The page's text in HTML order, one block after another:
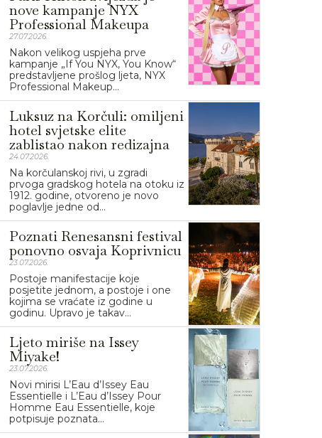
nove kampanje NYX
Professional Makeupa
27.07.2026.
Nakon velikog uspjeha prve
kampanje „If You NYX, You Know“
predstavljene prošlog ljeta, NYX
Professional Makeup...
Luksuz na Korčuli: omiljeni
hotel svjetske elite
zablistao nakon redizajna
24.07.2026.
Na korčulanskoj rivi, u zgradi
prvoga gradskog hotela na otoku iz
1912. godine, otvoreno je novo
poglavlje jedne od...
Poznati Renesansni festival
ponovno osvaja Koprivnicu
23.07.2026.
Postoje manifestacije koje
posjetite jednom, a postoje i one
kojima se vraćate iz godine u
godinu. Upravo je takav...
Ljeto miriše na Issey
Miyake!
23.07.2026.
Novi mirisi L’Eau d’Issey Eau
Essentielle i L’Eau d’Issey Pour
Homme Eau Essentielle, koje
potpisuje poznata...